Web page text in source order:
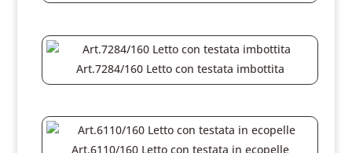
Art.7284/160 Letto con testata imbottita
Art.6110/160 Letto con testata in ecopelle